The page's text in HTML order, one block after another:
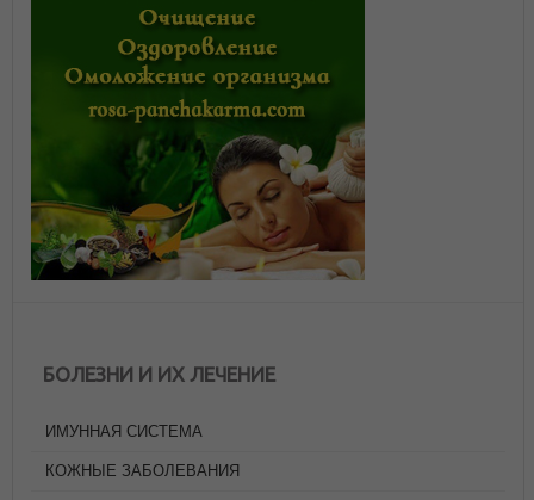
БОЛЕЗНИ И ИХ ЛЕЧЕНИЕ
ИМУННАЯ СИСТЕМА
КОЖНЫЕ ЗАБОЛЕВАНИЯ